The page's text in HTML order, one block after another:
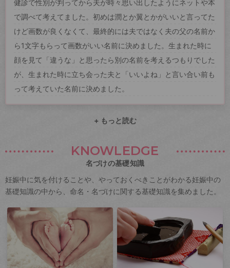
健診で性別が判ってから夫が時々思い出したようにネットや本
で調べて考えてました。初めは潤とか翼とかがいいと言ってた
けど画数が良くなくて、最終的には夫ではなく夫の父の名前か
ら1文字もらって画数がいい名前に決めました。生まれた時に
顔を見て「違うな」と思ったら別の名前を考えるつもりでした
が、生まれた時に立ち会った夫と「いいよね」と言い合い前も
って考えていた名前に決めました。
+ もっと読む
KNOWLEDGE
名づけの基礎知識
妊娠中に気を付けることや、やっておくべきことがわかる妊娠中の
基礎知識の中から、命名・名づけに関する基礎知識を集めました。